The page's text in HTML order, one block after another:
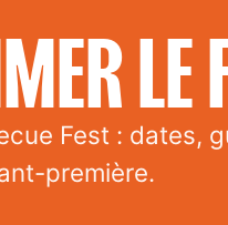
LE
Fest : dates,
première.